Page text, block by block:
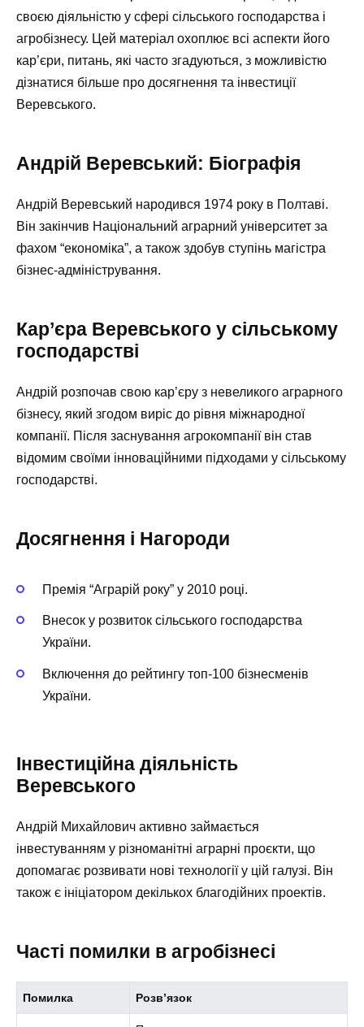
своєю діяльністю у сфері сільського господарства і
агробізнесу. Цей матеріал охоплює всі аспекти його
кар’єри, питань, які часто згадуються, з можливістю
дізнатися більше про досягнення та інвестиції
Веревського.
Андрій Веревський: Біографія
Андрій Веревський народився 1974 року в Полтаві.
Він закінчив Національний аграрний університет за
фахом “економіка”, а також здобув ступінь магістра
бізнес-адміністрування.
Кар’єра Веревського у сільському
господарстві
Андрій розпочав свою кар’єру з невеликого аграрного
бізнесу, який згодом виріс до рівня міжнародної
компанії. Після заснування агрокомпанії він став
відомим своїми інноваційними підходами у сільському
господарстві.
Досягнення і Нагороди
Премія “Аграрій року” у 2010 році.
Внесок у розвиток сільського господарства
України.
Включення до рейтингу топ-100 бізнесменів
України.
Інвестиційна діяльність
Веревського
Андрій Михайлович активно займається
інвестуванням у різноманітні аграрні проєкти, що
допомагає розвивати нові технології у цій галузі. Він
також є ініціатором декількох благодійних проектів.
Часті помилки в агробізнесі
Помилка Розв’язок